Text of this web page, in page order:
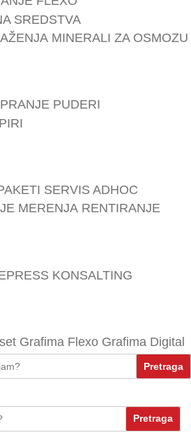
SREDSTVA
MINERALI ZA OSMOZU
PUDERI
SERVIS ADHOC
MERENJA RENTIRANJE
KONSALTING
Grafima Flexo Grafima Digital